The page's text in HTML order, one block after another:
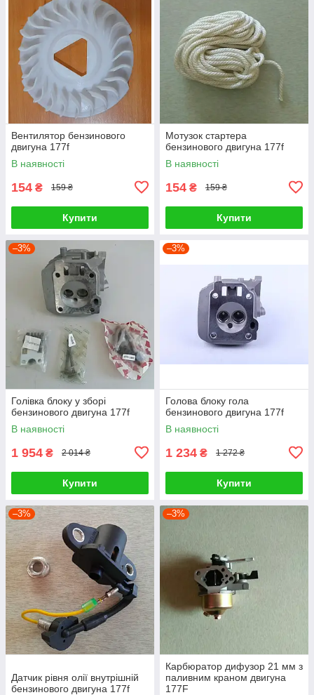
Вентилятор бензинового
двигуна 177f
В наявності
154 ₴ 159 ₴
Купити
Мотузок стартера
бензинового двигуна 177f
В наявності
154 ₴ 159 ₴
Купити
–3%
Голівка блоку у зборі
бензинового двигуна 177f
В наявності
1 954 ₴ 2 014 ₴
Купити
–3%
Голова блоку гола
бензинового двигуна 177f
В наявності
1 234 ₴ 1 272 ₴
Купити
–3%
Датчик рівня олії внутрішній
бензинового двигуна 177f
–3%
Карбюратор дифузор 21 мм з
паливним краном двигуна
177F